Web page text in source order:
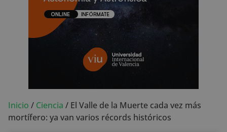
Inicio / Ciencia / El Valle de la Muerte cada vez más
mortífero: ya van varios récords históricos